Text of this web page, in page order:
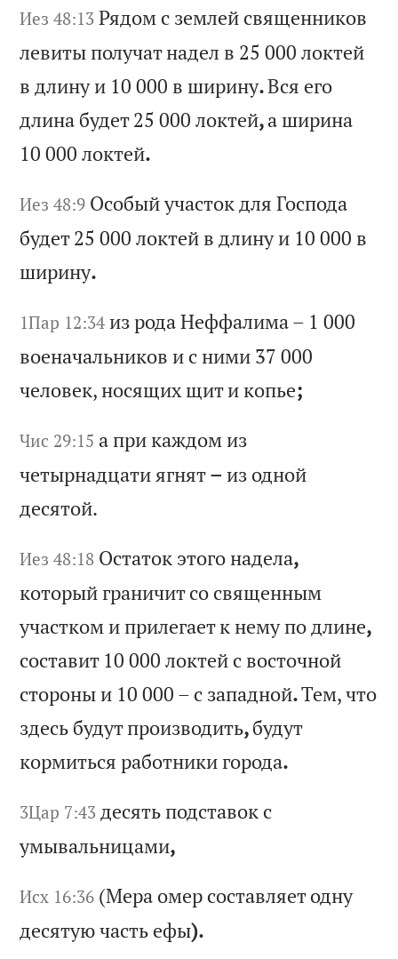
Иез 48:13 Рядом с землей священников
левиты получатнадел в 25 000локтей
в длинуи 10 000 в ширину.Вся его
длина будет 25 000локтей,а ширина
10 000локтей.
Иез 48:9 Особыйучастокдля Господа
будет25 000локтей в длинуи 10 000 в
ширину.
1Пар 12:34 изродаНеффалима– 1 000
военачальников и с ними 37 000
человек, носящихщити копье;
Чис 29:15 а при каждом из
четырнадцатиягнят– из одной
десятой.
Иез 48:18 Остаток этого надела,
который граничитсо священным
участком и прилегаетк немупо длине,
составит10 000локтей с восточной
стороны и 10 000 – с западной.Тем,что
здесь будутпроизводить,будут
кормитьсяработники города.
3Цар 7:43 десять подставок с
умывальницами,
Исх 16:36 (Мера омер составляетодну
десятуючасть ефы).